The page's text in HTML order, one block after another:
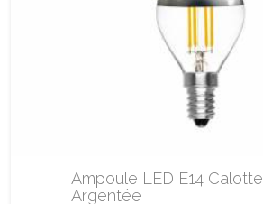
Ampoule LED E14 Calotte
Argentée